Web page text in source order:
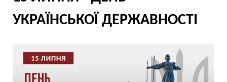
УКРАЇНСЬКОЇ ДЕРЖАВНОСТІ